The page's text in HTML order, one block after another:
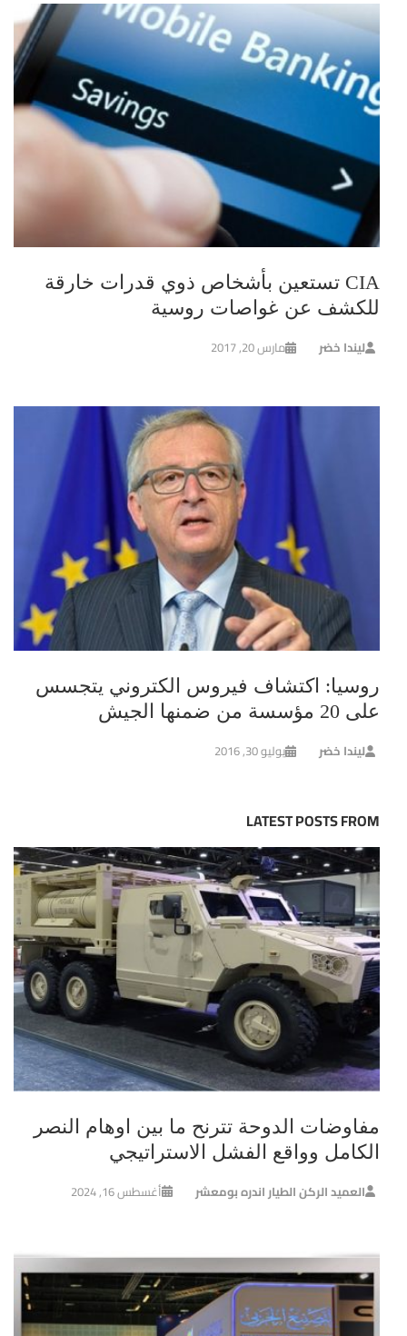
CIA تستعين بأشخاص ذوي قدرات خارقة
للكشف عن غواصات روسية
ليندا خضر مارس 20, 2017
روسيا: اكتشاف فيروس الكتروني يتجسس
على 20 مؤسسة من ضمنها الجيش
ليندا خضر يوليو 30, 2016
LATEST POSTS FROM
مفاوضات الدوحة تترنح ما بين اوهام النصر
الكامل وواقع الفشل الاستراتيجي
العميد الركن الطيار اندره بومعشر أغسطس 16, 2024